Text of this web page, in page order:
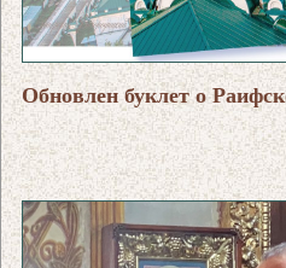
Обновлен буклет о